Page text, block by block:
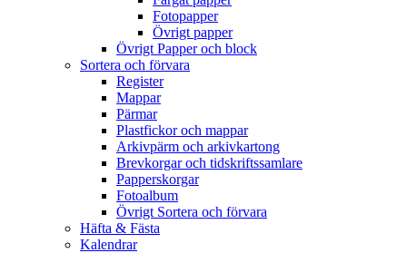
Fotopapper
Övrigt papper
Övrigt Papper och block
Sortera och förvara
Register
Mappar
Pärmar
Plastfickor och mappar
Arkivpärm och arkivkartong
Brevkorgar och tidskriftssamlare
Papperskorgar
Fotoalbum
Övrigt Sortera och förvara
Häfta & Fästa
Kalendrar